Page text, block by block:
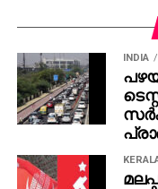
7,800mAh ബാറ്ററി
എന്നിവയാണ് Ace 6
പരമ്പരാഗതമായി
ഇല്ലാത്ത നയം
ഉപകരണത്തെ
ക്വിക്ക്‌സില്‍വര്‍
ഛിലജഹൗ െഅരല
INDIA